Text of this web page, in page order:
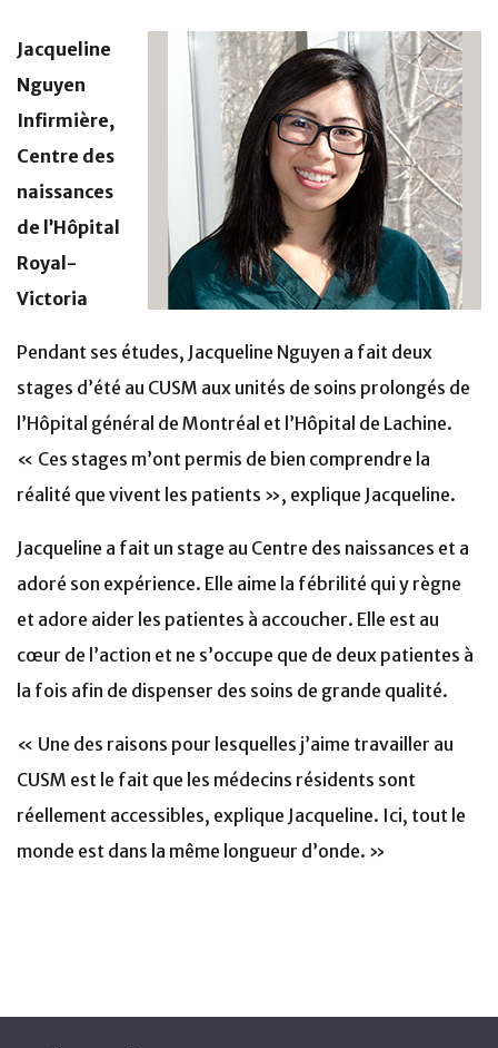
Jacqueline
Nguyen
Infirmière,
Centre des
naissances
de l’Hôpital
Royal-
Victoria
Pendant ses études, Jacqueline Nguyen a fait deux
stages d’été au CUSM aux unités de soins prolongés de
l’Hôpital général de Montréal et l’Hôpital de Lachine.
« Ces stages m’ont permis de bien comprendre la
réalité que vivent les patients », explique Jacqueline.
Jacqueline a fait un stage au Centre des naissances et a
adoré son expérience. Elle aime la fébrilité qui y règne
et adore aider les patientes à accoucher. Elle est au
cœur de l’action et ne s’occupe que de deux patientes à
la fois afin de dispenser des soins de grande qualité.
« Une des raisons pour lesquelles j’aime travailler au
CUSM est le fait que les médecins résidents sont
réellement accessibles, explique Jacqueline. Ici, tout le
monde est dans la même longueur d’onde. »